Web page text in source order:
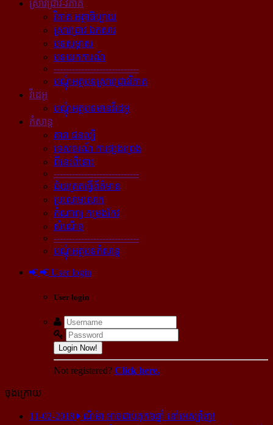
ស្រាវជ្រាវ-វិភាគ
វិភាគ អត្ថាធិប្បាយ
ស្រាវជ្រាវ ឯកសារ
បទសម្ភាស
បទយកការណ៍
----------------------------
បណ្ដុំអត្ថបទស្រាវជ្រាវវិភាគ
វីដេអូ
បណ្ដុំអត្ថបទមានវីដេអូ
កំសាន្ដ
តារា ជនល្បី
ទេសចរណ៍ ការផ្សងព្រេង
ពីនេះពីនោះ
----------------------------
ជ័យគ្រតធ្វើព័ត៌មាន
ប្រលោមលោក
កំណាព្យ កម្រងកែវ
សំណើច
----------------------------
បណ្ដុំអត្ថបទកំសាន្ដ
User login
User login
Login Now!
Not registered? Click here.
ចុងក្រោយ
11-02-2018
ណីម៉ា អាច​ជាប់​គុក​៦ឆ្នាំ នៅ​អេស្ប៉ាញ!